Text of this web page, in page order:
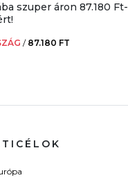
szuper áron 87.180 Ft-
/ 87.180 FT